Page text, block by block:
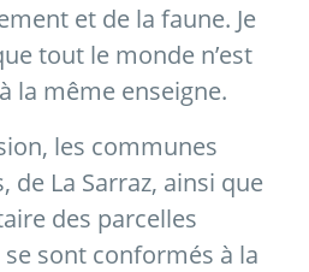
et de la faune. Je
tout le monde n’est
la même enseigne.
les communes
de La Sarraz, ainsi que
des parcelles
se sont conformés à la